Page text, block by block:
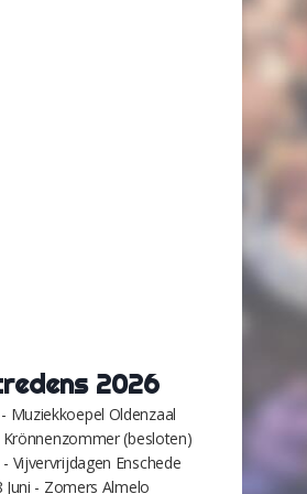
2026
Muziekkoepel Oldenzaal
(besloten)
- Vijvervrijdagen Enschede
Juni - Zomers Almelo